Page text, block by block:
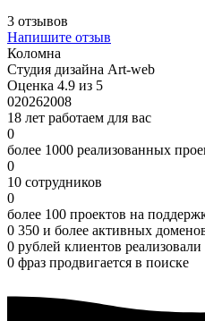
3 отзывов
Напишите отзыв
Коломна
Студия дизайна Art-web
Оценка 4.9 из 5
020262008
18 лет работаем для вас
0
более 1000 реализованных
0
10 сотрудников
0
более 100 проектов на
0 350 и более активных
0 рублей клиентов
0 фраз продвигается в поиске